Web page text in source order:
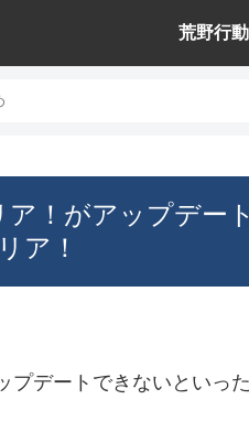
荒野行動
！がアップデー
ア！
プデートできないといっ